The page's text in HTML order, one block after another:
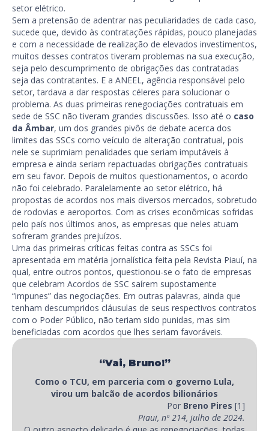
setor elétrico.
Sem a pretensão de adentrar nas peculiaridades de cada caso,
sucede que, devido às contratações rápidas, pouco planejadas
e com a necessidade de realização de elevados investimentos,
muitos desses contratos tiveram problemas na sua execução,
seja pelo descumprimento de obrigações das contratadas
seja das contratantes. E a ANEEL, agência responsável pelo
setor, tardava a dar respostas céleres para solucionar o
problema. As duas primeiras renegociações contratuais em
sede de SSC não tiveram grandes discussões. Isso até o caso
da Âmbar, um dos grandes pivôs de debate acerca dos
limites das SSCs como veículo de alteração contratual, pois
nele se suprimiam penalidades que seriam imputáveis à
empresa e ainda seriam repactuadas obrigações contratuais
em seu favor. Depois de muitos questionamentos, o acordo
não foi celebrado. Paralelamente ao setor elétrico, há
propostas de acordos nos mais diversos mercados, sobretudo
de rodovias e aeroportos. Com as crises econômicas sofridas
pelo país nos últimos anos, as empresas que neles atuam
sofreram grandes prejuízos.
Uma das primeiras críticas feitas contra as SSCs foi
apresentada em matéria jornalística feita pela Revista Piauí, na
qual, entre outros pontos, questionou-se o fato de empresas
que celebram Acordos de SSC saírem supostamente
“impunes” das negociações. Em outras palavras, ainda que
tenham descumpridos cláusulas de seus respectivos contratos
com o Poder Público, não teriam sido punidas, mas sim
beneficiadas com acordos que lhes seriam favoráveis.
“Vai, Bruno!”
Como o TCU, em parceria com o governo Lula,
virou um balcão de acordos bilionários
Por Breno Pires [1]
Piaui, nº 214, julho de 2024.